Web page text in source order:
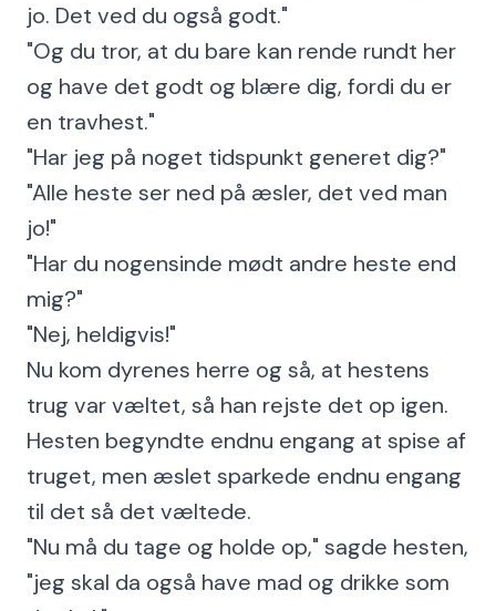
jo. Det ved du også godt."
"Og du tror, at du bare kan rende rundt her
og have det godt og blære dig, fordi du er
en travhest."
"Har jeg på noget tidspunkt generet dig?"
"Alle heste ser ned på æsler, det ved man
jo!"
"Har du nogensinde mødt andre heste end
mig?"
"Nej, heldigvis!"
Nu kom dyrenes herre og så, at hestens
trug var væltet, så han rejste det op igen.
Hesten begyndte endnu engang at spise af
truget, men æslet sparkede endnu engang
til det så det væltede.
"Nu må du tage og holde op," sagde hesten,
"jeg skal da også have mad og drikke som